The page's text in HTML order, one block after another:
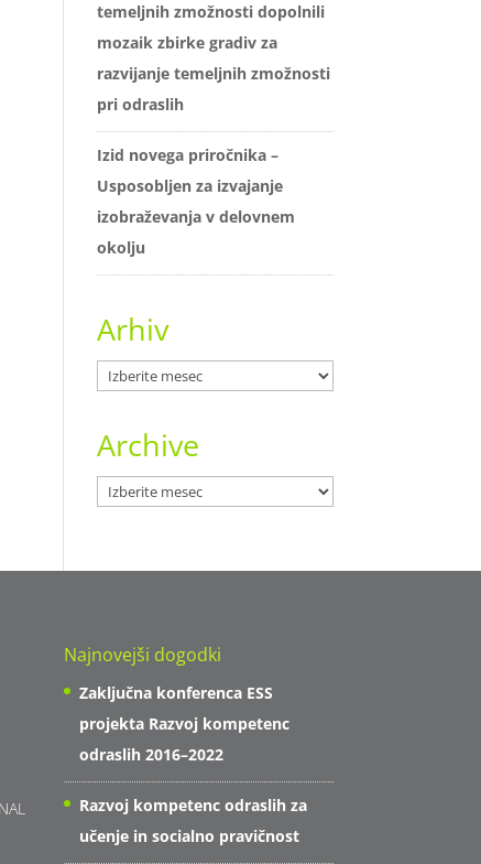
temeljnih zmožnosti dopolnili
mozaik zbirke gradiv za
razvijanje temeljnih zmožnosti
pri odraslih
Izid novega priročnika –
Usposobljen za izvajanje
izobraževanja v delovnem
okolju
Arhiv
Arhiv
Archive
Archive
Najnovejši dogodki
Zaključna konferenca ESS
projekta Razvoj kompetenc
odraslih 2016–2022
Razvoj kompetenc odraslih za
učenje in socialno pravičnost